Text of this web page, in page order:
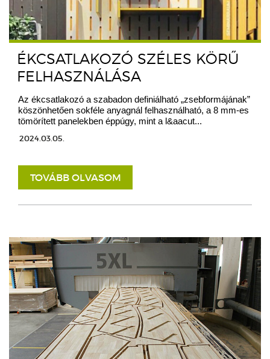
ÉKCSATLAKOZÓ SZÉLES KÖRŰ
FELHASZNÁLÁSA
Az ékcsatlakozó a szabadon definiálható „zsebformájának”
köszönhetően sokféle anyagnál felhasználható, a 8 mm-es
tömörített panelekben éppúgy, mint a l&aacut...
2024.03.05.
TOVÁBB OLVASOM